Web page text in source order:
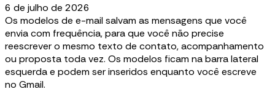
6 de julho de 2026
Os modelos de e-mail salvam as mensagens que você
envia com frequência, para que você não precise
reescrever o mesmo texto de contato, acompanhamento
ou proposta toda vez. Os modelos ficam na barra lateral
esquerda e podem ser inseridos enquanto você escreve
no Gmail.